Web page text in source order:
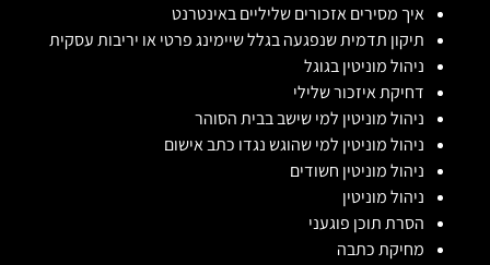
איך מסירים אזכורים שליליים באינטרנט
תיקון תדמית שנפגעה בגלל שיימינג פרטי או יריבות עסקית
ניהול מוניטין בגוגל
דחיקת איזכור שלילי
ניהול מוניטין למי שישב בבית הסוהר
ניהול מוניטין למי שהוגש נגדו כתב אישום
ניהול מוניטין חשודים
ניהול מוניטין
הסרת תוכן פוגעני
מחיקת כתבה